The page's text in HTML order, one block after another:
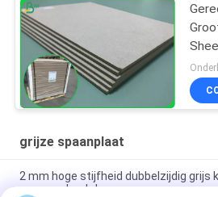
in
grijze spaanplaat
2 mm hoge stijfheid dubbelzijdig grijs
van geschenkdozen